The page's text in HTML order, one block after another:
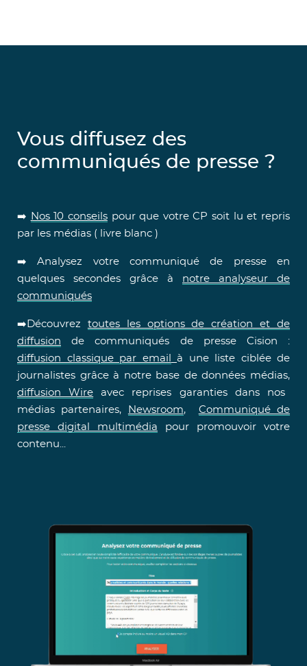
Vous diffusez des
communiqués de presse ?
➡️ Nos 10 conseilspour que votre CP soit lu et repris
par les médias ( livre blanc )
➡️ Analysez votre communiqué de presse en
quelques secondes grâce à notre analyseur de
communiqués
➡️Découvrez toutes les options de création et de
diffusion de communiqués de presse Cision :
diffusion classique par email
à une liste ciblée de
journalistes grâce à notre base de données médias,
diffusion Wire avec reprises garanties dans nos
médias partenaires,
Newsroom, Communiqué de
presse digital multimédia pour promouvoir votre
contenu...